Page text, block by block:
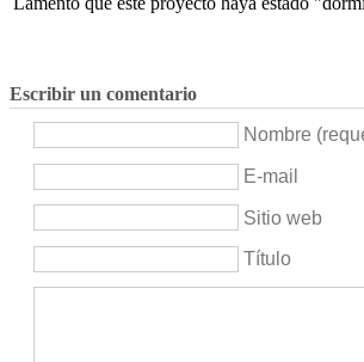
Escribir un comentario
Nombre
E-mail
Sitio web
Título